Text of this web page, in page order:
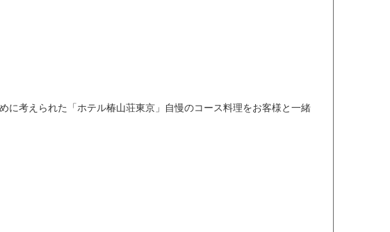
考えられた「ホテル椿山荘東京」自慢のコース料理をお客様と一緒